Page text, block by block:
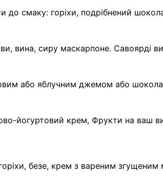
до смаку: горіхи, подрібнений
вина, сиру маскарпоне. Савоярді
або яблучним джемом або
йогуртовий крем, Фрукти на ваш
горіхи, безе, крем з вареним